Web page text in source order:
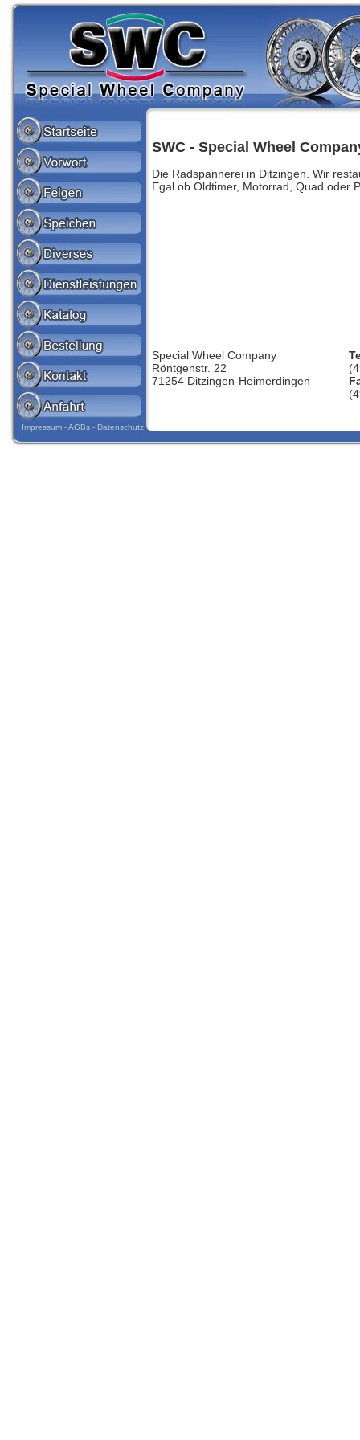
SWC - Special Wheel
Die Radspannerei in Ditzingen. Wir
Egal ob Oldtimer, Motorrad, Quad oder
Special Wheel Company
Röntgenstr. 22
71254 Ditzingen-Heimerdingen
Impressum -AGBs - Datenschutz